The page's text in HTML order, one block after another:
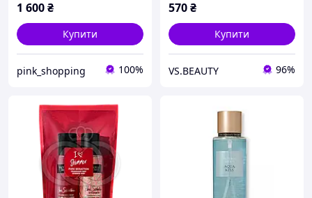
1 600₴
Купити
pink_shopping 100%
570₴
Купити
VS.BEAUTY 96%